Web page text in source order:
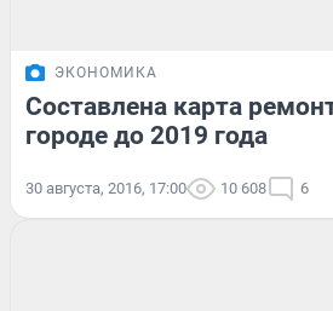
ЭКОНОМИКА
Составлена карта
городе до 2019 года
30 августа, 2016, 17:00 10 608 6